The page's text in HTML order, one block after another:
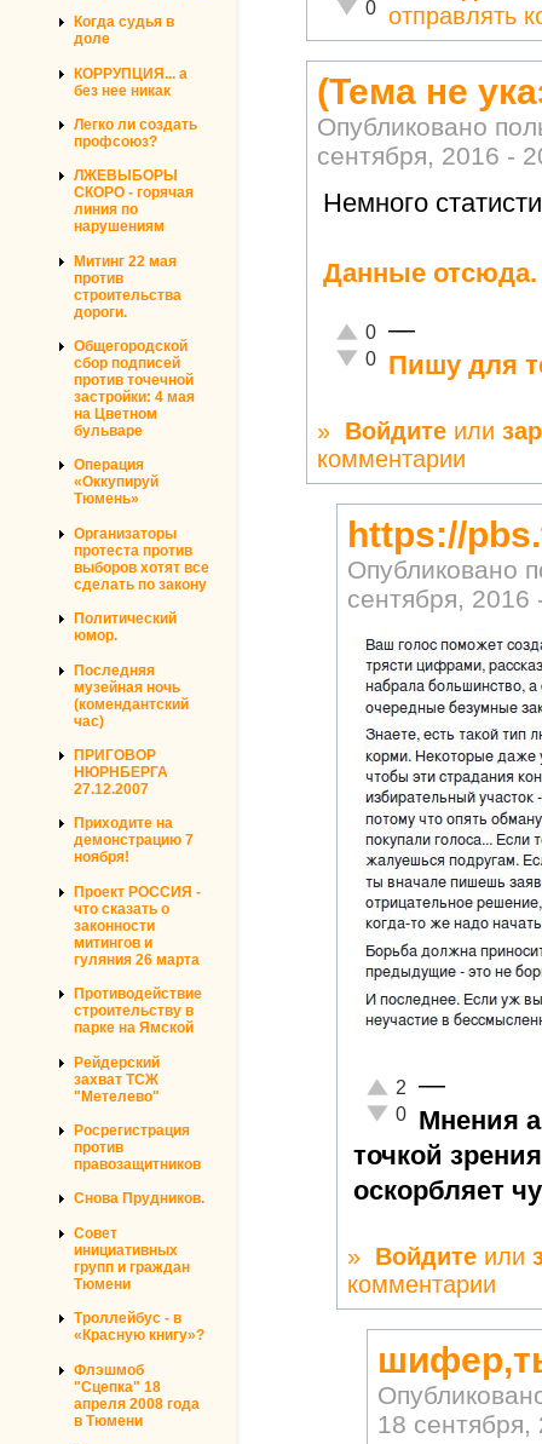
Когда судья в
доле
КОРРУПЦИЯ... а
без нее никак
Легко ли создать
профсоюз?
ЛЖЕВЫБОРЫ
СКОРО - горячая
линия по
нарушениям
Митинг 22 мая
против
строительства
дороги.
Общегородской
сбор подписей
против точечной
застройки: 4 мая
на Цветном
бульваре
Операция
«Оккупируй
Тюмень»
Организаторы
протеста против
выборов хотят все
сделать по закону
Политический
юмор.
Последняя
музейная ночь
(комендантский
час)
ПРИГОВОР
НЮРНБЕРГА
27.12.2007
Приходите на
демонстрацию 7
ноября!
Проект РОССИЯ -
что сказать о
законности
митингов и
гуляния 26 марта
Противодействие
строительству в
парке на Ямской
Рейдерский
захват ТСЖ
"Метелево"
Росрегистрация
против
правозащитников
Снова Прудников.
Совет
инициативных
групп и граждан
Тюмени
Троллейбус - в
«Красную книгу»?
Флэшмоб
"Сцепка" 18
апреля 2008 года
в Тюмени
Неадекватно!
0 отправлять
(Тема не
Опубликовано
сентября, 2016 -
Немного
Данные отсюда.
Отлично!
0
Неадекватно!
0
—
Пишу для
» Войдите или
комментарии
https://
Опубликовано
сентября, 2016
Отлично!
2
Неадекватно!
0
—
Мнения
точкой
оскорбляет
» Войдите или
комментарии
18